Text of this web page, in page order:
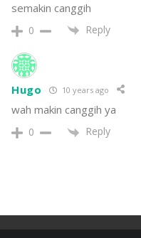
semakin canggih
0 Reply
Hugo 10 years ago
wah makin canggih ya
0 Reply